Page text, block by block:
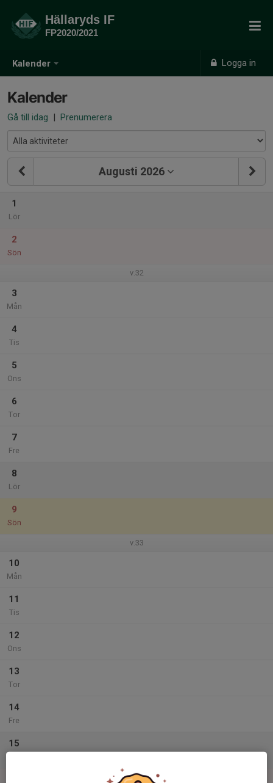
Kalender Logga in
Hällaryds IF
FP2020/2021
Kalender
Gå till idag | Prenumerera
Augusti 2026
1
Lör
2
Sön
v.32
3
Mån
4
Tis
5
Ons
6
Tor
7
Fre
8
Lör
9
Sön
v.33
10
Mån
11
Tis
12
Ons
13
Tor
14
Fre
15